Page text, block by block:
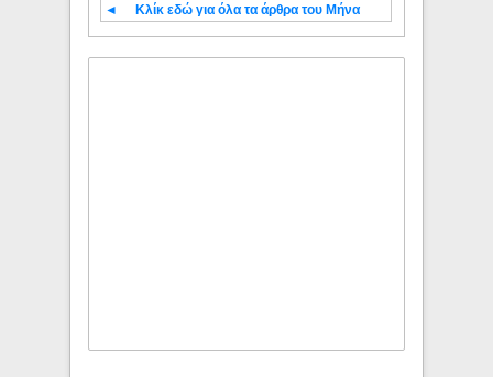
◄ Κλίκ εδώ για όλα τα άρθρα του Μήνα